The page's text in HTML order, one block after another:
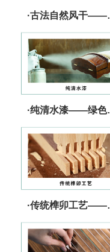
·古法
·纯清
·传统